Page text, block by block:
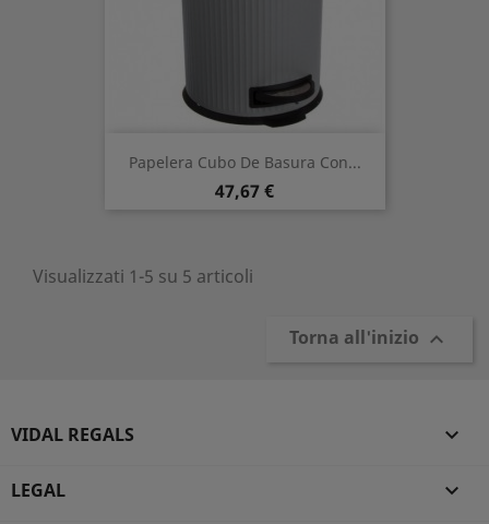
Papelera Cubo De Basura Con...
Prezzo
47,67 €
Visualizzati 1-5 su 5 articoli
Torna all'inizio 
VIDAL REGALS 
LEGAL 